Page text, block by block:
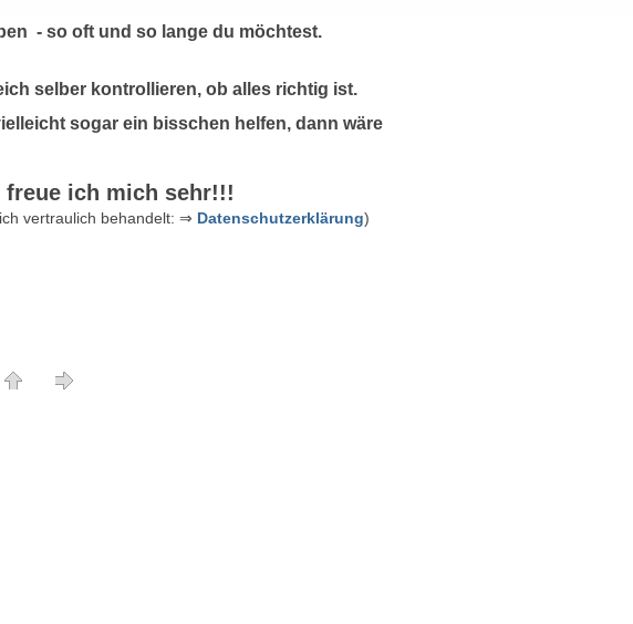
- so oft und so lange du möchtest.
selber kontrollieren, ob alles richtig ist.
sogar ein bisschen helfen, dann wäre
freue ich mich sehr!!!
vertraulich behandelt: ⇒ Datenschutzerklärung)